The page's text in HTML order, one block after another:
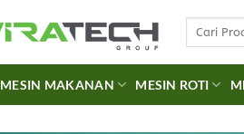
Search
MESIN MAKANAN MESIN ROTI